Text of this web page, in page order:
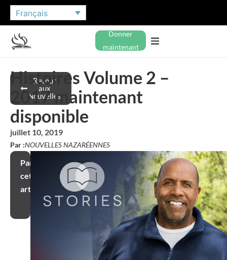
Français
Donner
maintenant
Retour
aux
Nouvelles
Histoires Volume 2 –
2017 maintenant
disponible
juillet 10, 2019
Par :NOUVELLES NAZARÉENNES
Partager
cet
article